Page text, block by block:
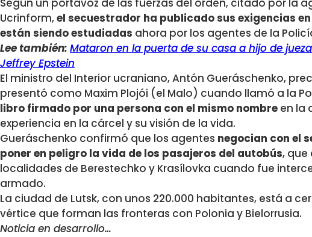
Según un portavoz de las fuerzas del orden, citado por la
Ucrinform,el secuestrador ha publicado sus exigencias
están siendo estudiadas ahora por los agentes de la
Lee también: Mataron en la puerta de su casa a hijo de
Jeffrey Epstein
El ministro del Interior ucraniano, Antón Gueráschenko,
presentó como Maxim Plojói (el Malo) cuando llamó a la
libro firmado por una persona con el mismo nombre en la
experiencia en la cárcel y su visión de la vida.
Gueráschenko confirmó que los agentes negocian con el
poner en peligro la vida de los pasajeros del autobús, que
localidades de Berestechko y Krasílovka cuando fue
armado.
La ciudad de Lutsk, con unos 220.000 habitantes, está a
vértice que forman las fronteras con Polonia y Bielorrusia.
Noticia en desarrollo…